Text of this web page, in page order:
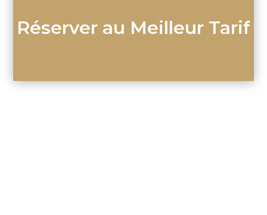
Réserver au Meilleur Tarif